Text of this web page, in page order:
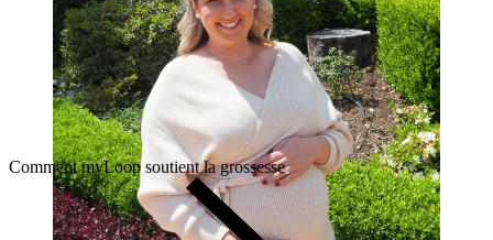
Comment myLoop soutient la grossesse